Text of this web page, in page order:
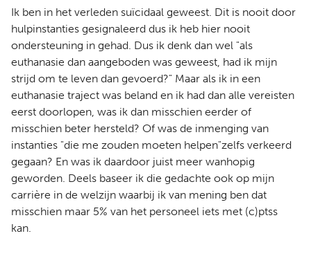
Ik ben in het verleden suïcidaal geweest. Dit is nooit door
hulpinstanties gesignaleerd dus ik heb hier nooit
ondersteuning in gehad. Dus ik denk dan wel "als
euthanasie dan aangeboden was geweest, had ik mijn
strijd om te leven dan gevoerd?" Maar als ik in een
euthanasie traject was beland en ik had dan alle vereisten
eerst doorlopen, was ik dan misschien eerder of
misschien beter hersteld? Of was de inmenging van
instanties "die me zouden moeten helpen"zelfs verkeerd
gegaan? En was ik daardoor juist meer wanhopig
geworden. Deels baseer ik die gedachte ook op mijn
carrière in de welzijn waarbij ik van mening ben dat
misschien maar 5% van het personeel iets met (c)ptss
kan.